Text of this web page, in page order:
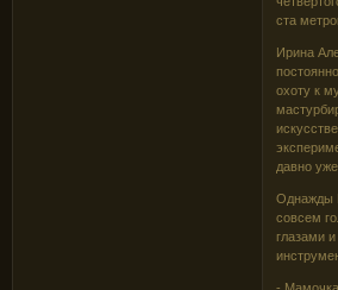
ста
Ирина
охоту к
давно
Однажды
совсем
глазами
-